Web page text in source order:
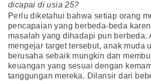
dicapai di usia 25?
Perlu diketahui bahwa setiap orang
pencapaian yang berbeda-beda
masalah yang dihadapi pun berbeda.
mengejar target tersebut, anak muda
berusaha sebaik mungkin dan
keuangan yang sesuai dengan
tanggungan mereka. Dilansir dari